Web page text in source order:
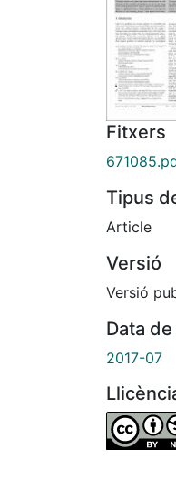
Fitxers
Tipus
Article
Versió
Versió
Data
2017-07